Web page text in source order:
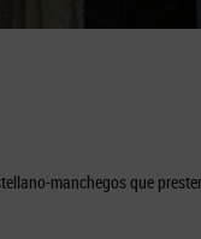
manchegos que